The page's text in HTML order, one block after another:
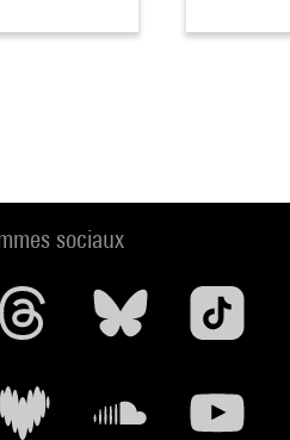
sociaux